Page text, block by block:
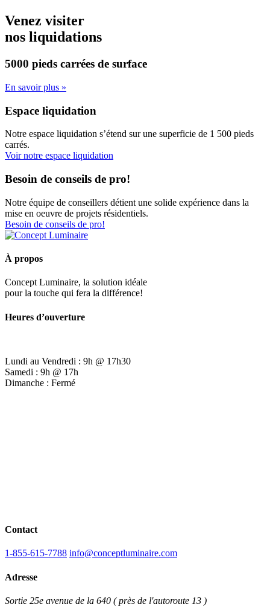
Venez visiter
nos liquidations
5000 pieds carrées de surface
En savoir plus »
Espace liquidation
Notre espace liquidation s’étend sur une superficie de 1 500 pieds
carrés.
Voir notre espace liquidation
Besoin de conseils de pro!
Notre équipe de conseillers détient une solide expérience dans la
mise en oeuvre de projets résidentiels.
Besoin de conseils de pro!
À propos
Concept Luminaire, la solution idéale
pour la touche qui fera la différence!
Heures d’ouverture
Lundi au Vendredi : 9h @ 17h30
Samedi : 9h @ 17h
Dimanche : Fermé
Contact
1-855-615-7788 info@conceptluminaire.com
Adresse
Sortie 25e avenue de la 640 ( près de l'autoroute 13 )